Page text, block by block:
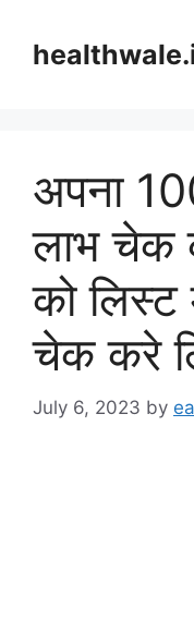
content
अपना
लाभ चेक
को लिस्ट
चेक करे
July 6, 2023 by